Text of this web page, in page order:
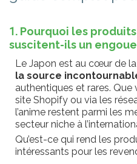
1. Pourquoi les
suscitent-ils un
Le Japon est au cœur de
la source
authentiques et rares. Que
site Shopify ou via les
l’anime restent parmi les
secteur niche à
Qu’est-ce qui rend les
intéressants pour les